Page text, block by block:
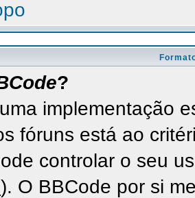
?
implementação
fóruns está ao
controlar o seu
). O BBCode por si